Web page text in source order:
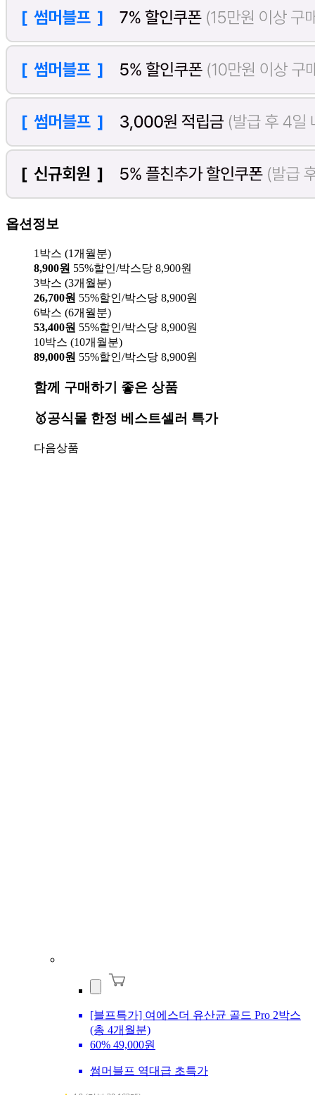
옵션정보
1박스 (1개월분)
8,900원 55%할인/박스당 8,900원
3박스 (3개월분)
26,700원 55%할인/박스당 8,900원
6박스 (6개월분)
53,400원 55%할인/박스당 8,900원
10박스 (10개월분)
89,000원 55%할인/박스당 8,900원
함께 구매하기 좋은 상품
🥇공식몰 한정 베스트셀러 특가
다음상품
[블프특가] 여에스더 유산균 골드 Pro 2박스
(총 4개월분)
60% 49,000원
썸머블프 역대급 초특가